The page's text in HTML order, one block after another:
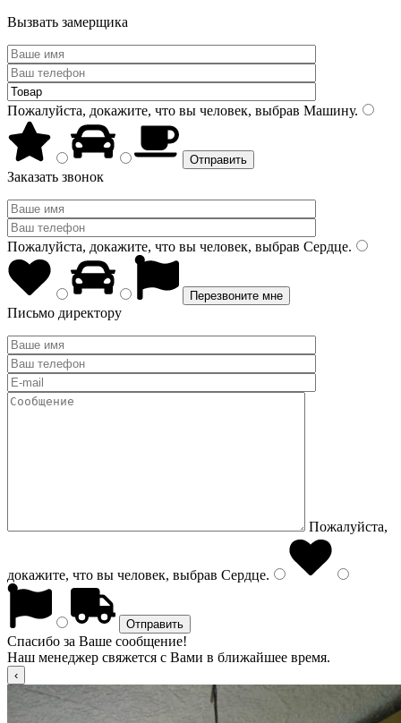
Вызвать замерщика
Пожалуйста, докажите, что вы человек, выбрав Машину.
Заказать звонок
Пожалуйста, докажите, что вы человек, выбрав Сердце.
Письмо директору
Пожалуйста,
докажите, что вы человек, выбрав Сердце.
Спасибо за Ваше сообщение!
Наш менеджер свяжется с Вами в ближайшее время.